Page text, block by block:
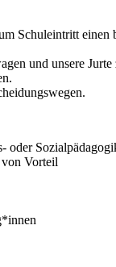
Schuleintritt einen
und unsere Jurte
oder
Vorteil